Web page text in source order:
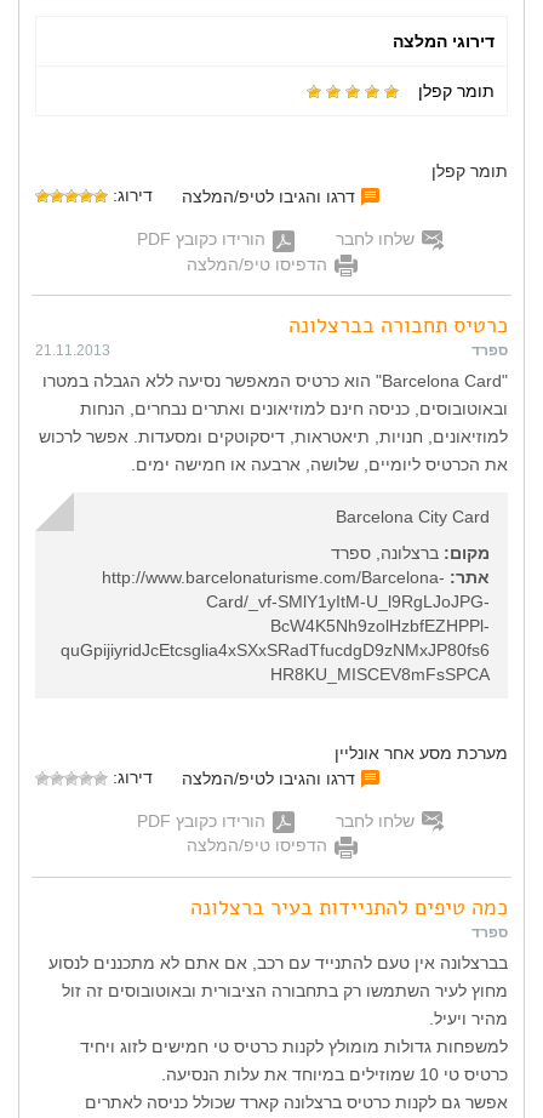
דירוגי המלצה
תומר קפלן
תומר קפלן
דרגו והגיבו לטיפ/המלצה
דירוג:
שלחו לחבר
הורידו כקובץ PDF
הדפיסו טיפ/המלצה
כרטיס תחבורה בברצלונה
ספרד 21.11.2013
"Barcelona Card" הוא כרטיס המאפשר נסיעה ללא הגבלה במטרו
ובאוטובוסים, כניסה חינם למוזיאונים ואתרים נבחרים, הנחות
למוזיאונים, חנויות, תיאטראות, דיסקוטקים ומסעדות. אפשר לרכוש
את הכרטיס ליומיים, שלושה, ארבעה או חמישה ימים.
Barcelona City Card
מקום: ברצלונה, ספרד
אתר: http://www.barcelonaturisme.com/Barcelona-
Card/_vf-SMlY1yItM-U_l9RgLJoJPG-
BcW4K5Nh9zolHzbfEZHPPl-
quGpijiyridJcEtcsglia4xSXxSRadTfucdgD9zNMxJP80fs6
HR8KU_MISCEV8mFsSPCA
מערכת מסע אחר אונליין
דרגו והגיבו לטיפ/המלצה
דירוג:
שלחו לחבר
הורידו כקובץ PDF
הדפיסו טיפ/המלצה
כמה טיפים להתניידות בעיר ברצלונה
ספרד
בברצלונה אין טעם להתנייד עם רכב, אם אתם לא מתכננים לנסוע
מחוץ לעיר השתמשו רק בתחבורה הציבורית ובאוטובוסים זה זול
מהיר ויעיל.
למשפחות גדולות מומולץ לקנות כרטיס טי חמישים לזוג ויחיד
כרטיס טי 10 שמוזילים במיוחד את עלות הנסיעה.
אפשר גם לקנות כרטיס ברצלונה קארד שכולל כניסה לאתרים